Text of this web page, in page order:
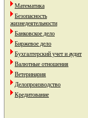
Математика
Безопасность
жизнедеятельности
Банковское дело
Биржевое дело
Бухгалтерский учет и аудит
Валютные отношения
Ветеринария
Делопроизводство
Кредитование